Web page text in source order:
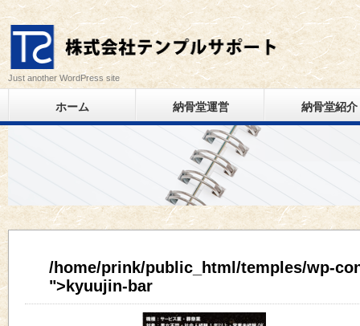
Just another WordPress site
ホーム 納骨堂運営 納骨堂紹介
/home/prink/public_html/temples/wp-
">kyuujin-bar